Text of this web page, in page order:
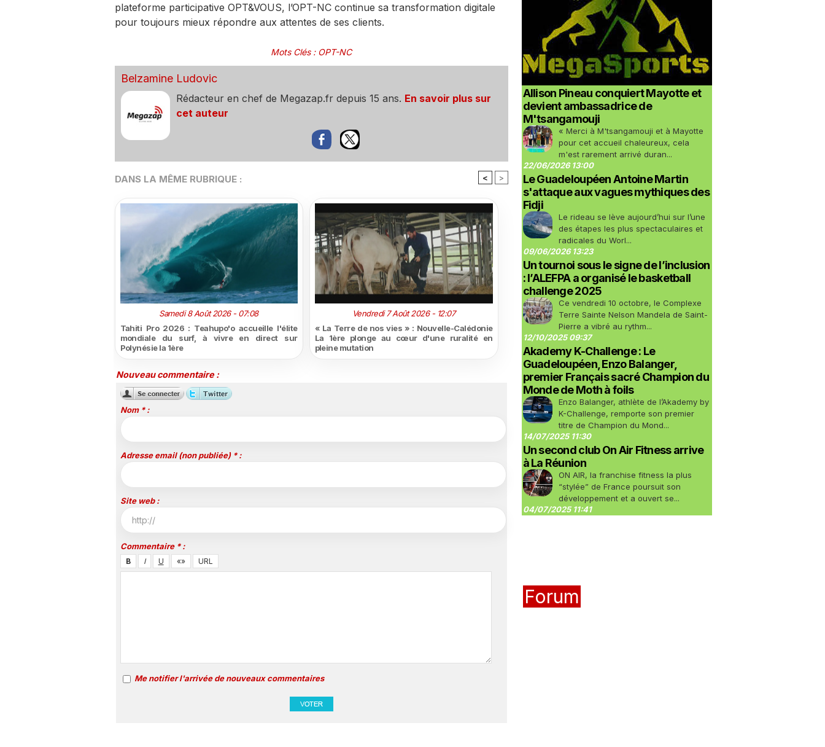
plateforme participative OPT&VOUS, l’OPT-NC continue sa transformation digitale
pour toujours mieux répondre aux attentes de ses clients.
Mots Clés: OPT-NC
Belzamine Ludovic
Rédacteur en chef de Megazap.fr depuis 15 ans. En savoir plus sur
cet auteur
DANS LA MÊME RUBRIQUE : < >
Samedi 8 Août 2026 - 07:08
Tahiti Pro 2026 : Teahupo'o accueille l'élite
mondiale du surf, à vivre en direct sur
Polynésie la 1ère
Vendredi 7 Août 2026 - 12:07
« La Terre de nos vies » : Nouvelle-Calédonie
La 1ère plonge au cœur d'une ruralité en
pleine mutation
Nouveau commentaire :
Nom * :
Adresse email (non publiée) * :
Site web :
Commentaire * :
Me notifier l'arrivée de nouveaux commentaires
Allison Pineau conquiert Mayotte et
devient ambassadrice de
M'tsangamouji
« Merci à M'tsangamouji et à Mayotte
pour cet accueil chaleureux, cela
m'est rarement arrivé duran...
22/06/2026 13:00
Le Guadeloupéen Antoine Martin
s'attaque aux vagues mythiques des
Fidji
Le rideau se lève aujourd’hui sur l’une
des étapes les plus spectaculaires et
radicales du Worl...
09/06/2026 13:23
Un tournoi sous le signe de l’inclusion
: l’ALEFPA a organisé le basketball
challenge 2025
Ce vendredi 10 octobre, le Complexe
Terre Sainte Nelson Mandela de Saint-
Pierre a vibré au rythm...
12/10/2025 09:37
Akademy K-Challenge : Le
Guadeloupéen, Enzo Balanger,
premier Français sacré Champion du
Monde de Moth à foils
Enzo Balanger, athlète de l’Akademy by
K-Challenge, remporte son premier
titre de Champion du Mond...
14/07/2025 11:30
Un second club On Air Fitness arrive
à La Réunion
ON AIR, la franchise fitness la plus
“stylée” de France poursuit son
développement et a ouvert se...
04/07/2025 11:41
Forum